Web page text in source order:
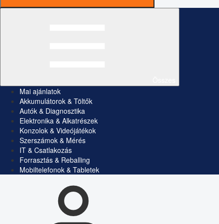
Mai ajánlatok
Akkumulátorok & Töltők
Autók & Diagnosztika
Elektronika & Alkatrészek
Konzolok & Videójátékok
Szerszámok & Mérés
IT & Csatlakozás
Forrasztás & Reballing
Mobiltelefonok & Tabletek